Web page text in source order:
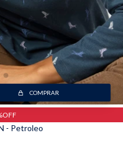
COMPRAR
- Petroleo